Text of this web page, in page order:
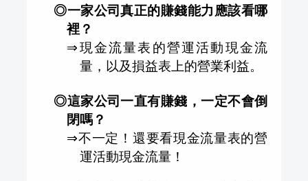
◎一家公司真正的賺錢能力應該看哪
裡？
⇒現金流量表的營運活動現金流
量，以及損益表上的營業利益。
◎這家公司一直有賺錢，一定不會倒
閉嗎？
⇒不一定！還要看現金流量表的營
運活動現金流量！